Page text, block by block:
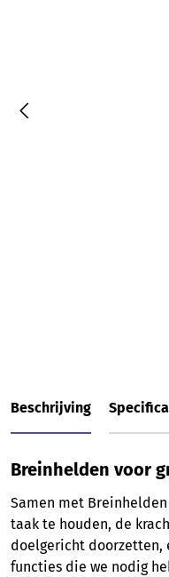
Beschrijving
Breinhelden voor
Samen met
taak te houden, de
doelgericht doorzetten,
functies die we nodig